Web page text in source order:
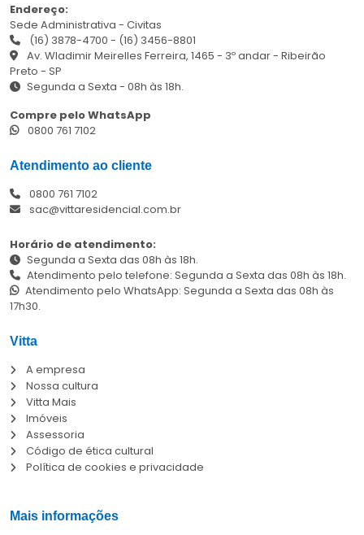
Endereço:
Sede Administrativa - Civitas
(16) 3878-4700 - (16) 3456-8801
Av. Wladimir Meirelles Ferreira, 1465 - 3º andar - Ribeirão
Preto - SP
Segunda a Sexta - 08h às 18h.
Compre pelo WhatsApp
0800 761 7102
Atendimento ao cliente
0800 761 7102
sac@vittaresidencial.com.br
Horário de atendimento:
Segunda a Sexta das 08h às 18h.
Atendimento pelo telefone: Segunda a Sexta das 08h às 18h.
Atendimento pelo WhatsApp: Segunda a Sexta das 08h às
17h30.
Vitta
A empresa
Nossa cultura
Vitta Mais
Imóveis
Assessoria
Código de ética cultural
Política de cookies e privacidade
Mais informações